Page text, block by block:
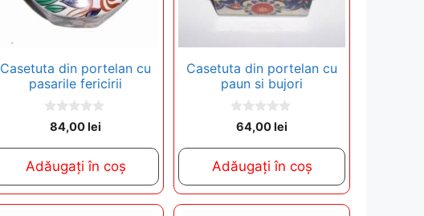
Casetuta din portelan cu
pasarile fericirii
0
o
o
5
84,00lei
Adăugați în coș
Casetuta din portelan cu
paun si bujori
o
5
64,00lei
Adăugați în coș